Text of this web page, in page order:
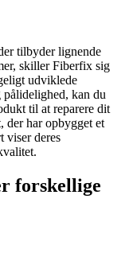
tilbyder lignende
skiller Fiberfix sig
udviklede
kan du
til at reparere dit
der har opbygget et
viser deres
forskellige